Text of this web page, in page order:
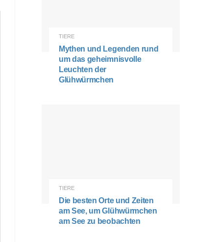
TIERE
Mythen und Legenden rund
um das geheimnisvolle
Leuchten der
Glühwürmchen
TIERE
Die besten Orte und Zeiten
am See, um Glühwürmchen
am See zu beobachten